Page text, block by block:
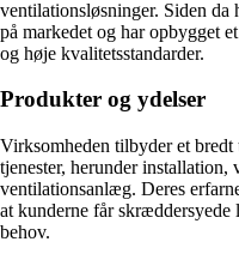
ventilationsløsninger. Siden
på markedet og har opbygget
og høje kvalitetsstandarder.
Produkter og ydelser
Virksomheden tilbyder et
tjenester, herunder installation,
ventilationsanlæg. Deres
at kunderne får skræddersyede
behov.